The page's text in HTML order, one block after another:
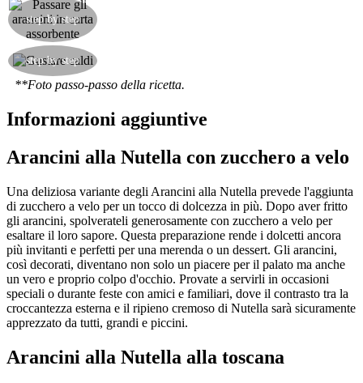
step by step
step by step
**Foto passo-passo della ricetta.
Informazioni aggiuntive
Arancini alla Nutella con zucchero a velo
Una deliziosa variante degli Arancini alla Nutella prevede l'aggiunta
di zucchero a velo per un tocco di dolcezza in più. Dopo aver fritto
gli arancini, spolverateli generosamente con zucchero a velo per
esaltare il loro sapore. Questa preparazione rende i dolcetti ancora
più invitanti e perfetti per una merenda o un dessert. Gli arancini,
così decorati, diventano non solo un piacere per il palato ma anche
un vero e proprio colpo d'occhio. Provate a servirli in occasioni
speciali o durante feste con amici e familiari, dove il contrasto tra la
croccantezza esterna e il ripieno cremoso di Nutella sarà sicuramente
apprezzato da tutti, grandi e piccini.
Arancini alla Nutella alla toscana